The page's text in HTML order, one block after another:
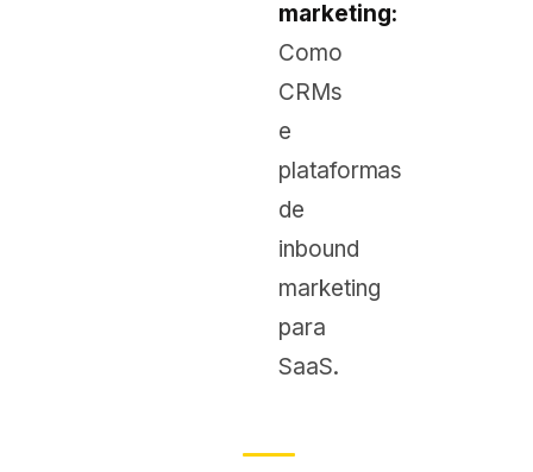
marketing:
Como
CRMs
e
plataformas
de
inbound
marketing
para
SaaS.